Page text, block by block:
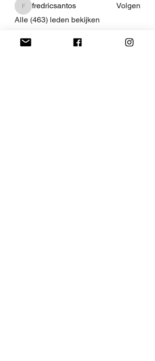
fredricsantos
fredricsantos
Volgen
Alle (463) leden bekijken